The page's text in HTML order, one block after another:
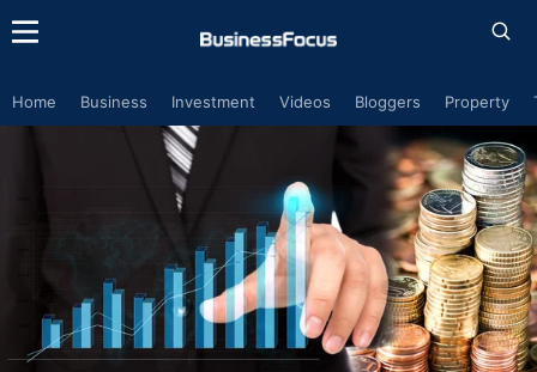
Home Business Investment Videos Bloggers Property